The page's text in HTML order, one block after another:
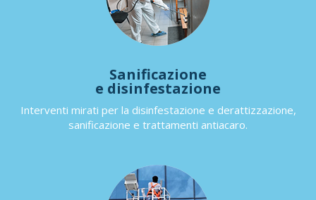
Sanificazione
e disinfestazione
Interventi mirati per la disinfestazione e derattizzazione,
sanificazione e trattamenti antiacaro.